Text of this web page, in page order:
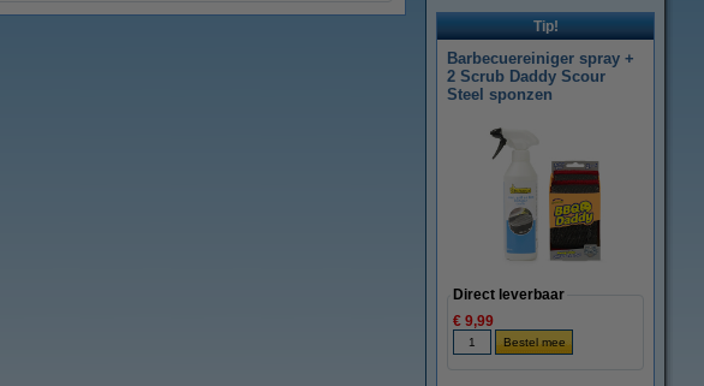
Tip!
Barbecuereiniger spray +
2 Scrub Daddy Scour
Steel sponzen
Direct leverbaar
€ 9,99